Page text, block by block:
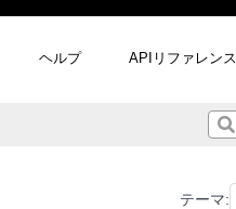
ヘルプ APIリファレンス
テーマ: